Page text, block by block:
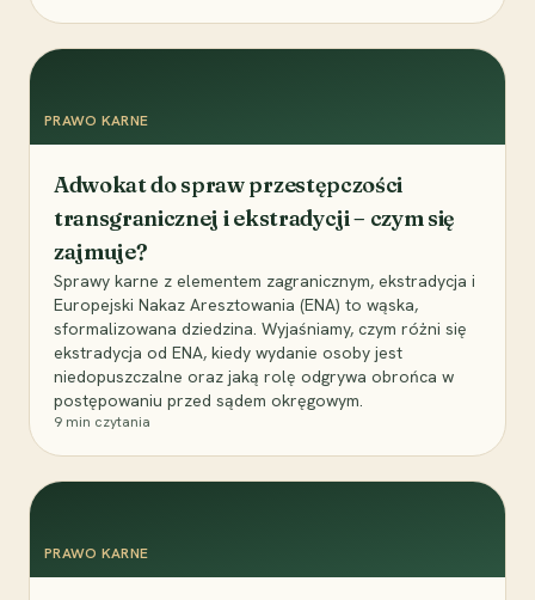
PRAWO KARNE
Adwokat do spraw przestępczości
transgranicznej i ekstradycji – czym się
zajmuje?
Sprawy karne z elementem zagranicznym, ekstradycja i
Europejski Nakaz Aresztowania (ENA) to wąska,
sformalizowana dziedzina. Wyjaśniamy, czym różni się
ekstradycja od ENA, kiedy wydanie osoby jest
niedopuszczalne oraz jaką rolę odgrywa obrońca w
postępowaniu przed sądem okręgowym.
9 min czytania
PRAWO KARNE